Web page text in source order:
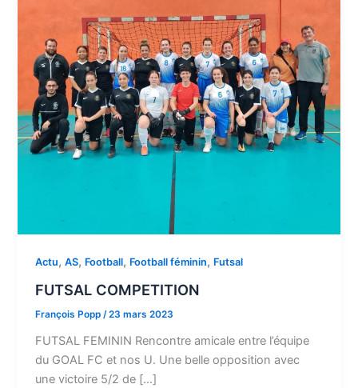
Actu,AS, Football, Football féminin, Futsal
FUTSAL COMPETITION
François Popp /23 mars 2023
FUTSAL FEMININ Rencontre amicale entre l’équipe
du GOAL FC et nos U. Une belle opposition avec
une victoire 5/2 de […]